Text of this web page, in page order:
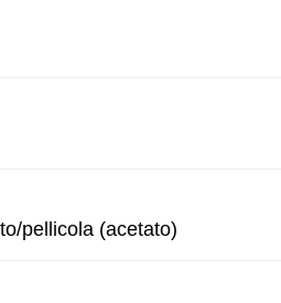
pellicola (acetato)